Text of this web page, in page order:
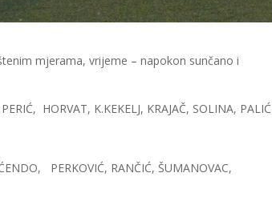
mjerama, vrijeme – napokon sunčano i
HORVAT, K.KEKELJ, KRAJAČ, SOLINA, PALIĆ
PERKOVIĆ, RANČIĆ, ŠUMANOVAC,